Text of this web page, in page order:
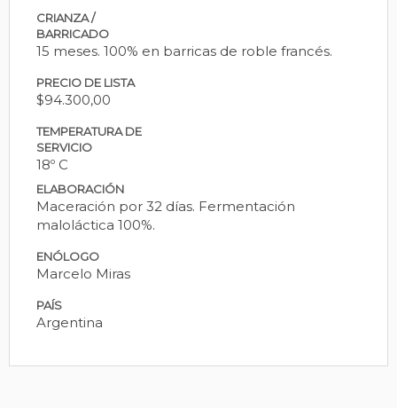
CRIANZA /
BARRICADO
15 meses. 100% en barricas de roble francés.
PRECIO DE LISTA
$94.300,00
TEMPERATURA DE
SERVICIO
18º C
ELABORACIÓN
Maceración por 32 días. Fermentación
maloláctica 100%.
ENÓLOGO
Marcelo Miras
PAÍS
Argentina